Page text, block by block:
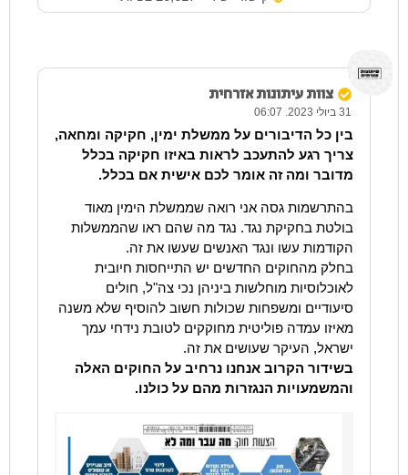
צוות עיתונות אזרחית
31 ביולי 2023. 06:07
בין כל הדיבורים על ממשלת ימין, חקיקה ומחאה,
צריך רגע להתעכב לראות באיזו חקיקה בכלל
מדובר ומה זה אומר לכם אישית אם בכלל.
בהתרשמות גסה אני רואה שממשלת הימין מאוד
בולטת בחקיקת נגד. נגד מה שהם ראו שהממשלות
הקודמות עשו ונגד האנשים שעשו את זה.
בחלק מהחוקים החדשים יש התייחסות חיובית
לאוכלוסיות מוחלשות ביניהן נכי צה"ל, חולים
סיעודיים ומשפחות שכולות חשוב להוסיף שלא משנה
מאיזו עמדה פוליטית מחוקקים לטובת נידחי עמך
ישראל, העיקר שעושים את זה.
בשידור הקרוב אנחנו נרחיב על החוקים האלה
והמשמעויות הנגזרות מהם על כולנו.